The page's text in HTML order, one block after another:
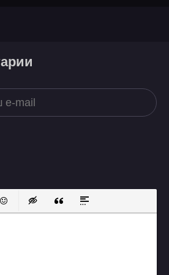
список
ссылкузащищенную ссылку
Вставить смайлик
Вставка скрытого текста
Вставка цитаты
Вставка спойлера